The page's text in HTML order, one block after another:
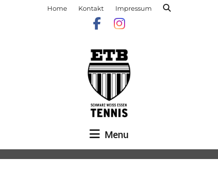
Home Kontakt Impressum
Menu